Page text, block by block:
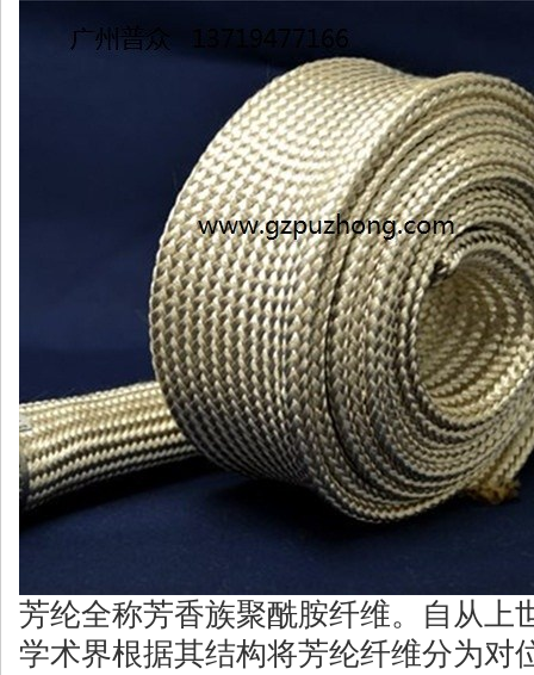
芳纶全称芳香族聚酰胺纤维。自从上
学术界根据其结构将芳纶纤维分为对